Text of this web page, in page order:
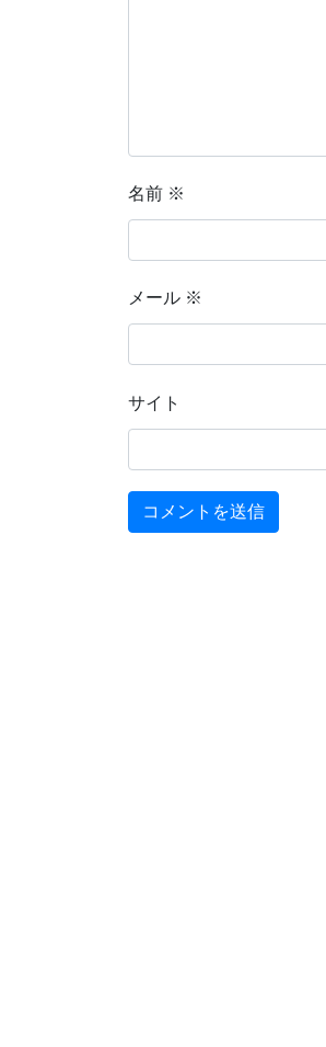
名前 ※
メール ※
サイト